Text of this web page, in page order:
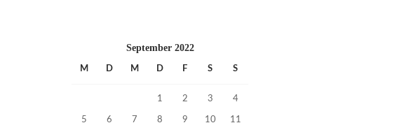
September 2022
M D M D F S S
1 2 3 4
5 6 7 8 9 10 11